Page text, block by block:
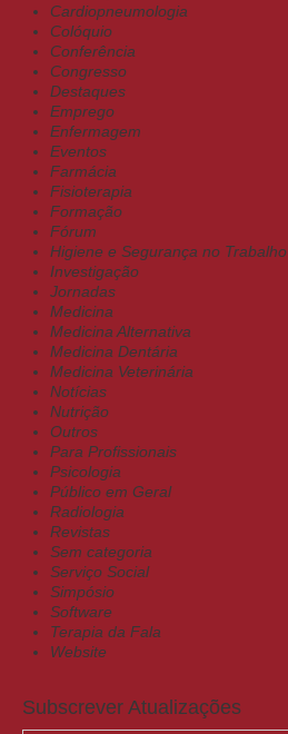
Cardiopneumologia
Colóquio
Conferência
Congresso
Destaques
Emprego
Enfermagem
Eventos
Farmácia
Fisioterapia
Formação
Fórum
Higiene e Segurança no Trabalho
Investigação
Jornadas
Medicina
Medicina Alternativa
Medicina Dentária
Medicina Veterinária
Notícias
Nutrição
Outros
Para Profissionais
Psicologia
Público em Geral
Radiologia
Revistas
Sem categoria
Serviço Social
Simpósio
Software
Terapia da Fala
Website
Subscrever Atualizações